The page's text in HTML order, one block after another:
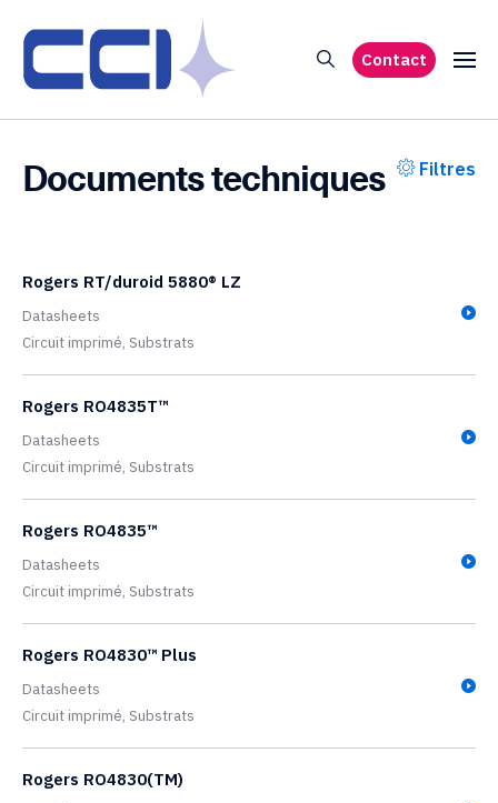
Contact
Documents techniques Filtres
Rogers RT/duroid 5880® LZ
Datasheets
Circuit imprimé, Substrats
Rogers RO4835T™
Datasheets
Circuit imprimé, Substrats
Rogers RO4835™
Datasheets
Circuit imprimé, Substrats
Rogers RO4830™ Plus
Datasheets
Circuit imprimé, Substrats
Rogers RO4830(TM)